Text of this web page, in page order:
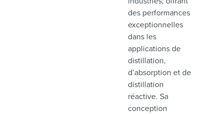
des performances
exceptionnelles
dans les
applications de
distillation,
d’absorption et de
distillation
réactive. Sa
conception